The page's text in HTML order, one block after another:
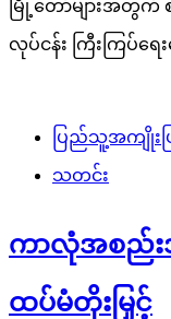
မြို့တော်များအတွက်
လုပ်ငန်း ကြီးကြပ်
ပြည်သူ့အကျိုး
သတင်း
ကာလုံအစည်း
ထပ်မံတိုးမြှင့်